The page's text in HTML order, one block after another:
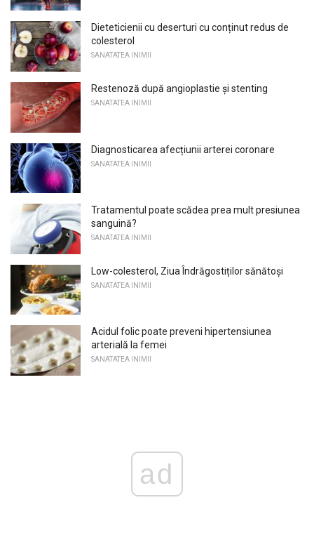
Dieteticienii cu deserturi cu conținut redus de
colesterol
SANATATEA INIMII
Restenoză după angioplastie și stenting
SANATATEA INIMII
Diagnosticarea afecțiunii arterei coronare
SANATATEA INIMII
Tratamentul poate scădea prea mult presiunea
sanguină?
SANATATEA INIMII
Low-colesterol, Ziua Îndrăgostiților sănătoși
SANATATEA INIMII
Acidul folic poate preveni hipertensiunea
arterială la femei
SANATATEA INIMII
ad